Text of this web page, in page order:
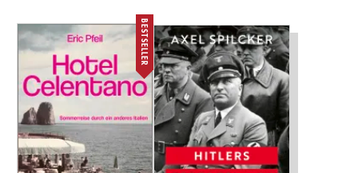
BESTSELLER